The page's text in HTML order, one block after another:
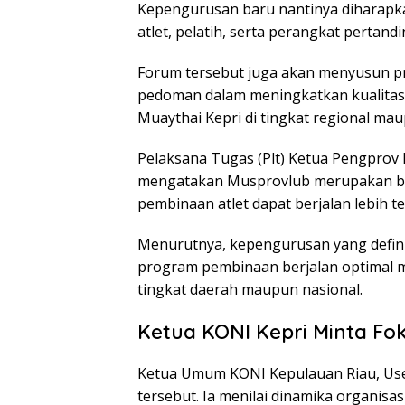
Kepengurusan baru nantinya
atlet, pelatih, serta perangkat
Forum tersebut juga akan menyusun
pedoman dalam meningkatkan
Muaythai Kepri di tingkat regional
Pelaksana Tugas (Plt) Ketua
mengatakan Musprovlub merupakan
pembinaan atlet dapat berjalan lebih
Menurutnya, kepengurusan yang
program pembinaan berjalan optimal
tingkat daerah maupun nasional.
Ketua KONI Kepri Minta
Ketua Umum KONI Kepulauan Riau,
tersebut. Ia menilai dinamika